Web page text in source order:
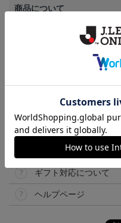
商品について
商品画像は、お使いのパソ
のメーカー・機種・画面設
て見える場合がございます
【仕様について】
取り扱い商品によっては、
告なく変更になることがござ
その他
決済について
ギフト対応について
ヘルプページ